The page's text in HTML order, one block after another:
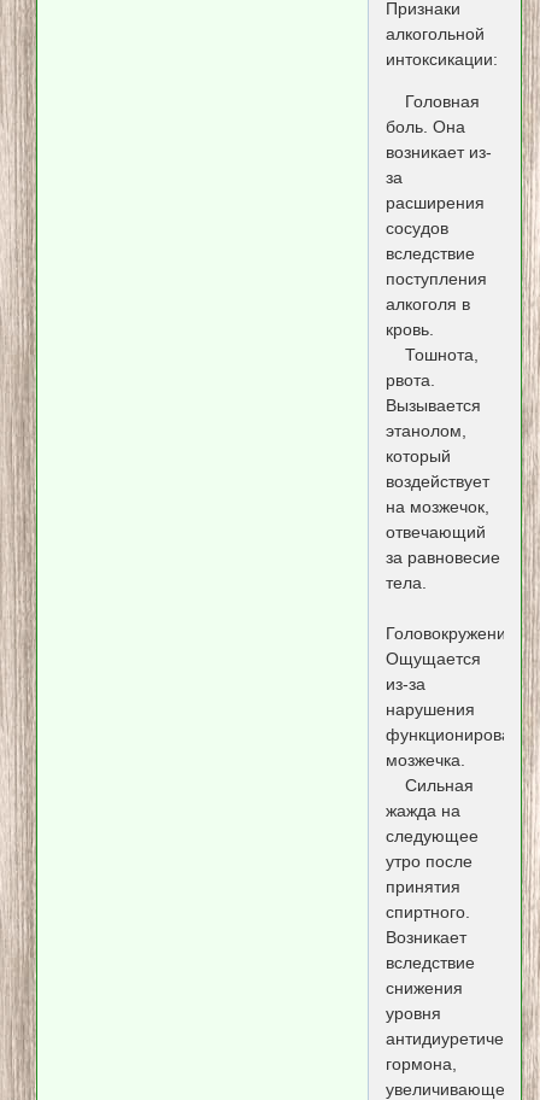
Признаки
алкогольной
интоксикации:
Головная
боль. Она
возникает из-
за
расширения
сосудов
вследствие
поступления
алкоголя в
кровь.
Тошнота,
рвота.
Вызывается
этанолом,
который
воздействует
на мозжечок,
отвечающий
за равновесие
тела.
Головокружение.
Ощущается
из-за
нарушения
функционирования
мозжечка.
Сильная
жажда на
следующее
утро после
принятия
спиртного.
Возникает
вследствие
снижения
уровня
гормона,
увеличивающего